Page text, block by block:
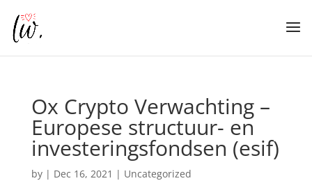
Ox Crypto Verwachting –
Europese structuur- en
investeringsfondsen (esif)
by | Dec 16, 2021 | Uncategorized